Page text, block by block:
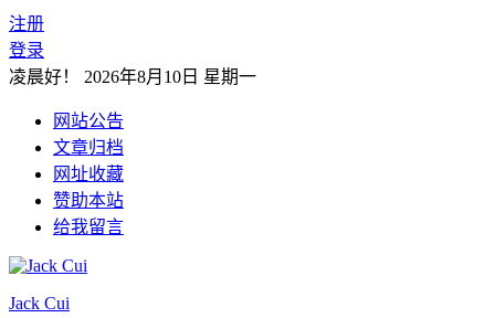
注册
登录
凌晨好！ 2026年8月10日 星期一
网站公告
文章归档
网址收藏
赞助本站
给我留言
Jack Cui